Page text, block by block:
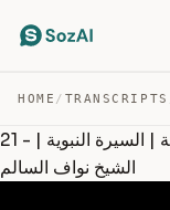
HOME / TRANSCRIPTS
21 - غزوة ذات الرقاع, عمرة القضاء, معركة مؤتة | السيرة النبوية |
الشيخ نواف السالم